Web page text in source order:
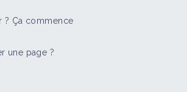
? Ça commence
une page ?